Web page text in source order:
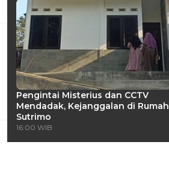
Pengintai Misterius dan CCTV
Mendadak, Kejanggalan di Rumah
Sutrimo
16:00 WIB